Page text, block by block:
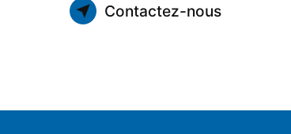
Contactez-nous